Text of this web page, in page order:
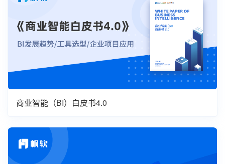
商业智能（BI）白皮书4.0